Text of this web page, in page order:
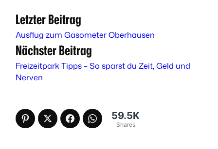
Letzter Beitrag
Ausflug zum Gasometer Oberhausen
Nächster Beitrag
Freizeitpark Tipps – So sparst du Zeit, Geld und
Nerven
59.5K
Shares